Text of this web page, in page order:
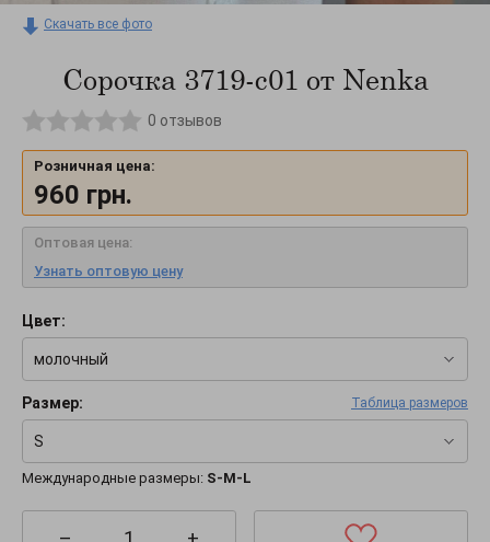
Скачать все фото
Сорочка 3719-c01 от Nenka
0 отзывов
Розничная цена:
960 грн.
Оптовая цена:
Узнать оптовую цену
Цвет:
молочный
Размер: Таблица размеров
S
Международные размеры: S-M-L